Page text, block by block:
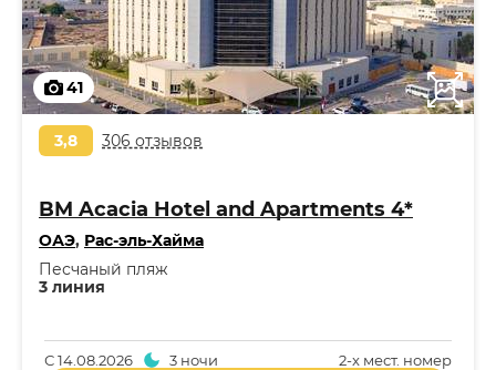
41
3,8 306 отзывов
BM Acacia Hotel and Apartments 4*
ОАЭ, Рас-эль-Хайма
3 линия
Песчаный пляж
2-x мест. номер
С14.08.2026 3 ночи